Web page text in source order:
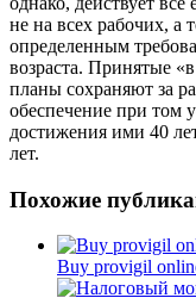
не на всех рабочих, а
определенным
возраста. Принятые
планы сохраняют за
обеспечение при том
достижения ими 40
лет.
Похожие
Вuy provigil